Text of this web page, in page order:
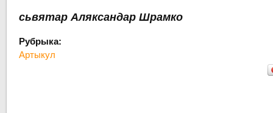
сьвятар Аляксандар Шрамко
Рубрыка:
Артыкул